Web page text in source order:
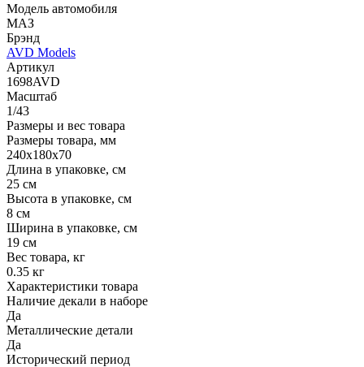
Модель автомобиля
МАЗ
Брэнд
AVD Models
Артикул
1698AVD
Масштаб
1/43
Размеры и вес товара
Размеры товара, мм
240х180х70
Длина в упаковке, см
25 см
Высота в упаковке, см
8 см
Ширина в упаковке, см
19 см
Вес товара, кг
0.35 кг
Характеристики товара
Наличие декали в наборе
Да
Металлические детали
Да
Исторический период